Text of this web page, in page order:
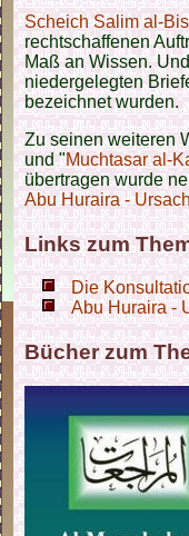
Scheich Salim al-
rechtschaffenen
Maß an Wissen.
niedergelegten
bezeichnet wurden.
Zu seinen weiteren
und "Muchtasar al-
übertragen wurde
Abu Huraira -
Links zum
Die
Abu Huraira -
Bücher zum